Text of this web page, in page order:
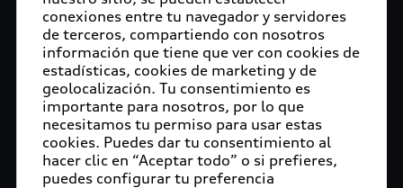
tecnologías listas para la producción en serie. Al
hacerlo, la marca premium está definiendo la
experiencia digital del futuro. CES es una de las
ferias especializadas más grandes del mundo para
productos electrónicos de consumo y se considera
un indicador de temas futuros. El CES 2020
estará hasta el 10 de enero en Las Vegas.
Abre la puerta, toma asiento y aléjate del estrés
conexiones entre tu navegador y servidores
de terceros, compartiendo con nosotros
información que tiene que ver con cookies de
estadísticas, cookies de marketing y de
geolocalización. Tu consentimiento es
importante para nosotros, por lo que
necesitamos tu permiso para usar estas
cookies. Puedes dar tu consentimiento al
hacer clic en “Aceptar todo” o si prefieres,
puedes configurar tu preferencia